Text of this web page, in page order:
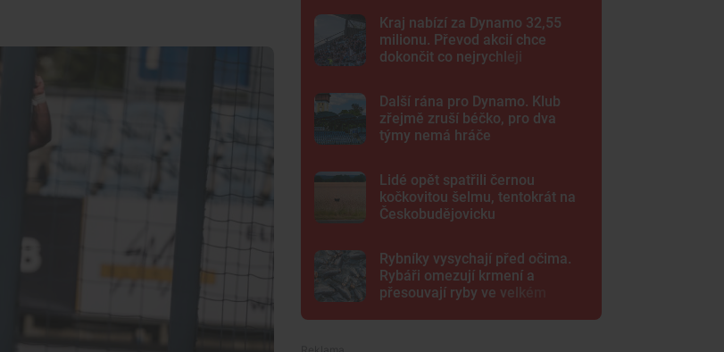
Kraj nabízí za Dynamo 32,55
milionu. Převod akcií chce
dokončit co nejrychleji
Další rána pro Dynamo. Klub
zřejmě zruší béčko, pro dva
týmy nemá hráče
Lidé opět spatřili černou
kočkovitou šelmu, tentokrát na
Českobudějovicku
Rybníky vysychají před očima.
Rybáři omezují krmení a
přesouvají ryby ve velkém